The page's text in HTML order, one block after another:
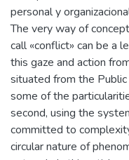
personal y
The very way of
call «conflict» can be a
this gaze and action
situated from the
some of the
second, using the
committed to
circular nature of